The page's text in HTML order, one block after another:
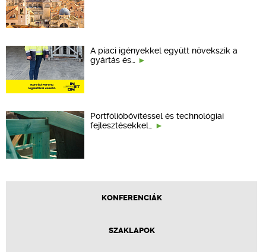
A piaci igényekkel együtt növekszik a
gyártás és…
Portfólióbővítéssel és technológiai
fejlesztésekkel…
KONFERENCIÁK
SZAKLAPOK